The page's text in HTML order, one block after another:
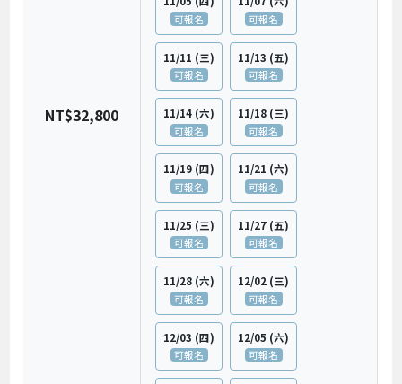
NT$32,800
可報名
可報名
11/11 (三)
可報名
11/13 (五)
可報名
11/14 (六)
可報名
11/18 (三)
可報名
11/19 (四)
可報名
11/21 (六)
可報名
11/25 (三)
可報名
11/27 (五)
可報名
11/28 (六)
可報名
12/02 (三)
可報名
12/03 (四)
可報名
12/05 (六)
可報名